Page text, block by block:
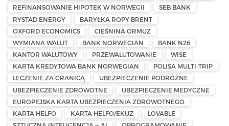
REFINANSOWANIE HIPOTEK W NORWEGII
SEB BANK
RYSTAD ENERGY
BARYŁKA ROPY BRENT
OXFORD ECONOMICS
CIEŚNINA ORMUZ
WYMIANA WALUT
BANK NORWEGIAN
BANK N26
KANTOR WALUTOWY
PRZEWALUTOWANIE
WISE
KARTA KREDYTOWA BANK NORWEGIAN
POLISA MULTI-TRIP
LECZENIE ZA GRANICĄ
UBEZPIECZENIE PODRÓŻNE
UBEZPIECZENIE ZDROWOTNE
UBEZPIECZENIE MEDYCZNE
EUROPEJSKA KARTA UBEZPIECZENIA ZDROWOTNEGO
KARTA HELFO
KARTA HELFO/EKUZ
LOVABLE